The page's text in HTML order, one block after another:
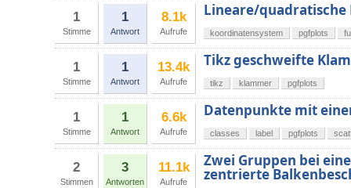
1
Stimme
1
Antwort
8.1k
Aufrufe
Lineare/
koordinatensystem pgfplots
1
Stimme
1
Antwort
13.4k
Aufrufe
Tikz geschweifte
tikz klammer pgfplots
1
Stimme
1
Antwort
6.6k
Aufrufe
Datenpunkte mit
classes label pgfplots
2
Stimmen
3
Antworten
11.1k
Aufrufe
Zwei Gruppen bei
zentrierte